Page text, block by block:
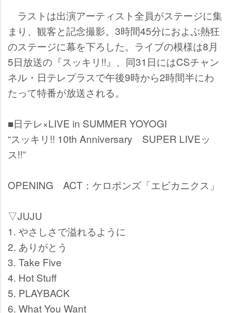
ラストは出演アーティスト全員がステージに集
まり、観客と記念撮影。3時間45分におよぶ熱狂
のステージに幕を下ろした。ライブの模様は8月
5日放送の『スッキリ!!』、同31日にはCSチャン
ネル・日テレプラスで午後9時から2時間半にわ
たって特番が放送される。
■日テレ×LIVE in SUMMER YOYOGI
“スッキリ!! 10th Anniversary SUPER LIVEッ
ス!!”
OPENING ACT：ケロポンズ「エビカニクス」
▽JUJU
1. やさしさで溢れるように
2. ありがとう
3. Take Five
4. Hot Stuff
5. PLAYBACK
6. What You Want